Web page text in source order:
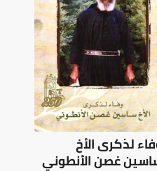
لذكرى الأخ
غصن الأنطوني